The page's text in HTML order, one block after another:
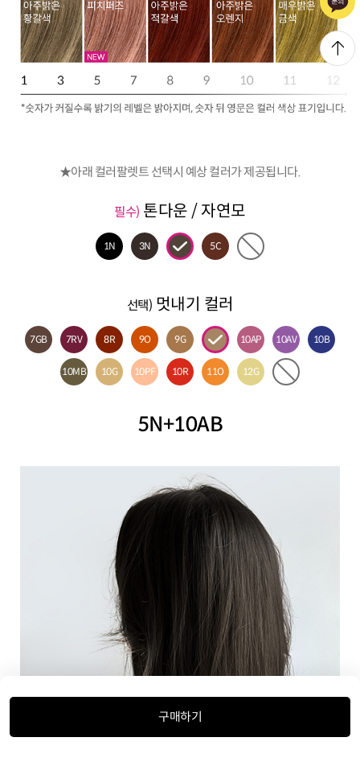
구매하기
★아래 컬러팔렛트 선택시 예상 컬러가 제공됩니다.
필수) 톤다운 / 자연모
1N 3N 5C
선택) 멋내기 컬러
7GB 7RV 8R 9O 9G 10AP 10AV 10B
10MB 10G 10PF 10R 11O 12G
5N+10AB